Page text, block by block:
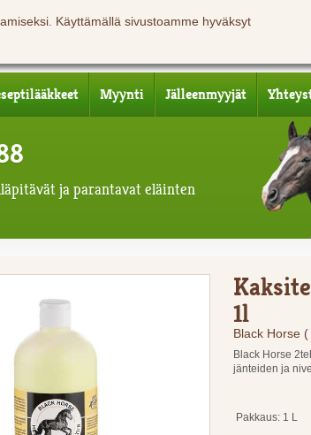
Käyttämällä sivustoamme hyväksyt
Myynti Jälleenmyyjät
ja parantavat eläinten
1l
Black Horse
Black Horse
jänteiden ja
Pakkaus: 1 L